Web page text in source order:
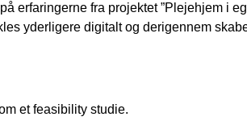
erfaringerne fra projektet ”Plejehjem i
yderligere digitalt og derigennem
et feasibility studie.